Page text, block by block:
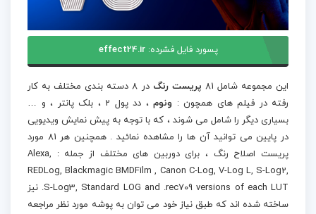
پسورد فایل فشرده:effect24.ir
این مجموعه شامل 81 پریست رنگ
در 8 دسته بندی مختلف به کار
رفته در فیلم های همچون : ونوم
، دد پول 2 ، بلک پانتر ، و …
بسیاری دیگر را شامل می شوند ، که با توجه به پیش نمایش ویدیویی
در پایین می توانید آن ها را مشاهده نمائید . همچنین هر 81 مورد
پریست اصلاح رنگ ، برای دوربین های مختلف از جمله : Alexa,
REDLog, Blackmagic BMDFilm , Canon C-Log, V-Log L, S-Log2,
S-Log3, Standard LOG and .rec709 versions of each LUT. نیز
ساخته شده اند که طبق نیاز خود می توان به پوشه مورد نظر مراجعه